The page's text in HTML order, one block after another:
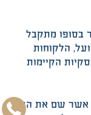
בסופו מתקבל
הלקוחות
הקיימות
אשר שם את העסק